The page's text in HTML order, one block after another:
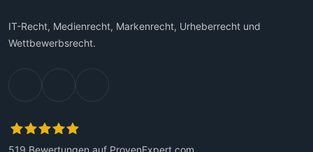
IT-Recht, Medienrecht, Markenrecht, Urheberrecht und
Wettbewerbsrecht.